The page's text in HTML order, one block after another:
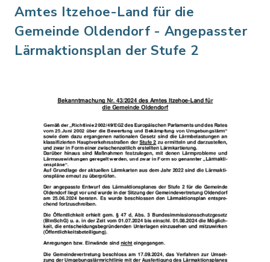
Amtes Itzehoe-Land für die
Gemeinde Oldendorf - Angepasster
Lärmaktionsplan der Stufe 2